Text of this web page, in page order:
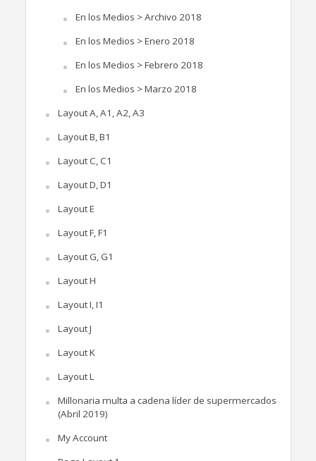
En los Medios > Archivo 2018
En los Medios > Enero 2018
En los Medios > Febrero 2018
En los Medios > Marzo 2018
Layout A, A1, A2, A3
Layout B, B1
Layout C, C1
Layout D, D1
Layout E
Layout F, F1
Layout G, G1
Layout H
Layout I, I1
Layout J
Layout K
Layout L
Millonaria multa a cadena líder de supermercados
(Abril 2019)
My Account